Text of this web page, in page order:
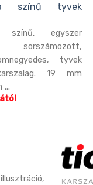
színű tyvek
színű, egyszer
sorszámozott,
tyvek
19 mm
...
illusztráció,